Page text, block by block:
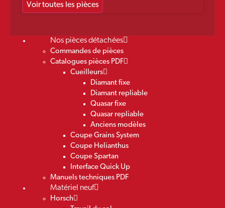
Voir toutes les pièces
Nos pièces détachées
Commandes de pièces
Catalogues pièces PDF
Cueilleurs
Diamant fixe
Diamant repliable
Quasar fixe
Quasar repliable
Anciens modèles
Coupe Grains System
Coupe Helianthus
Coupe Spartan
Interface Quick Up
Manuels techniques PDF
Matériel neuf
Horsch